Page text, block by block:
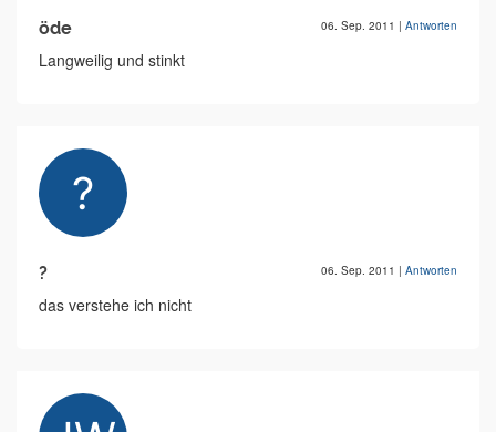
öde 06. Sep. 2011 | Antworten
Langweilig und stinkt
? 06. Sep. 2011 | Antworten
das verstehe ich nicht